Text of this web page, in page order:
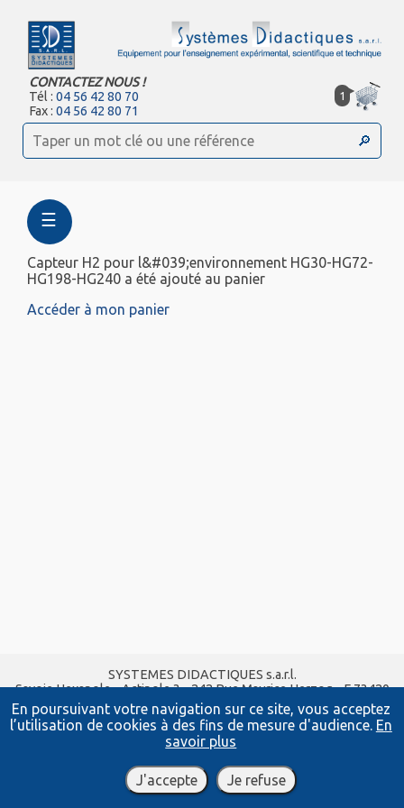
En poursuivant votre navigation sur ce site, vous acceptez
l’utilisation de cookies à des fins de mesure d'audience. En
savoir plus
J'accepte Je refuse
CONTACTEZ NOUS !
Tél :04 56 42 80 70
Fax :04 56 42 80 71
1
☰
Capteur H2 pour l&#039;environnement HG30-HG72-
HG198-HG240 a été ajouté au panier
Accéder à mon panier
SYSTEMES DIDACTIQUES s.a.r.l.
Savoie Hexapole - Actipole 3 - 242 Rue Maurice Herzog - F 73420
VIVIERS DU LAC
Tel : 04 56 42 80 70| Fax :04 56 42 80 71
xavier.granjon@systemes-didactiques.fr
www.systemes-didactiques.fr